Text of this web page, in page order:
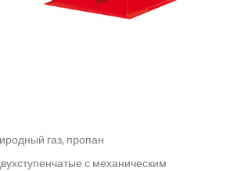
газ, пропан
с механическим